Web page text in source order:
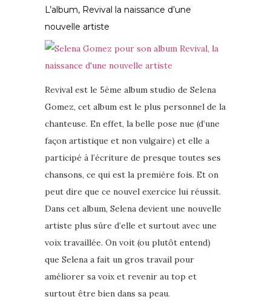
L’album, Revival la naissance d’une
nouvelle artiste
Revival est le 5ème album studio de Selena
Gomez, cet album est le plus personnel de la
chanteuse. En effet, la belle pose nue (d’une
façon artistique et non vulgaire) et elle a
participé à l’écriture de presque toutes ses
chansons, ce qui est la première fois. Et on
peut dire que ce nouvel exercice lui réussit.
Dans cet album, Selena devient une nouvelle
artiste plus sûre d’elle et surtout avec une
voix travaillée. On voit (ou plutôt entend)
que Selena a fait un gros travail pour
améliorer sa voix et revenir au top et
surtout être bien dans sa peau.